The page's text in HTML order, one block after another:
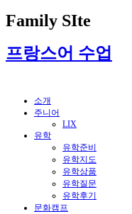
Family SIte
프랑스어 수업
소개
주니어
LIX
유학
유학준비
유학지도
유학상품
유학질문
유학후기
문화캠프